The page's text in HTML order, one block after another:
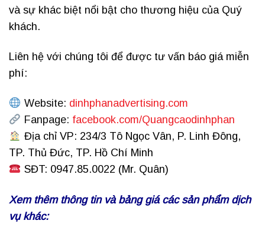
và sự khác biệt nổi bật cho thương hiệu của Quý
khách.
Liên hệ với chúng tôi để được tư vấn báo giá miễn
phí:
Website: dinhphanadvertising.com
Fanpage: facebook.com/Quangcaodinhphan
Địa chỉ VP: 234/3 Tô Ngọc Vân, P. Linh Đông,
TP. Thủ Đức, TP. Hồ Chí Minh
SĐT: 0947.85.0022 (Mr. Quân)
Xem thêm thông tin và bảng giá các sản phẩm dịch
vụ khác: